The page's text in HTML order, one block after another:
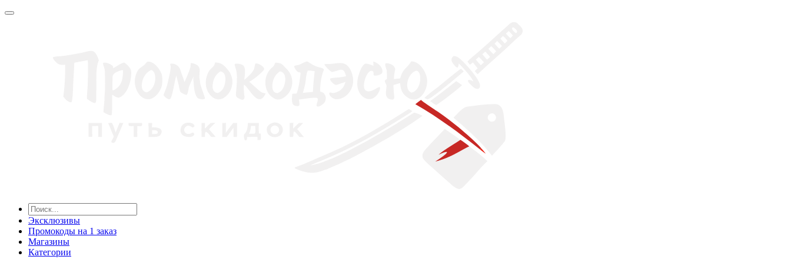
Эксклюзивы
Промокоды на 1 заказ
Магазины
Категории